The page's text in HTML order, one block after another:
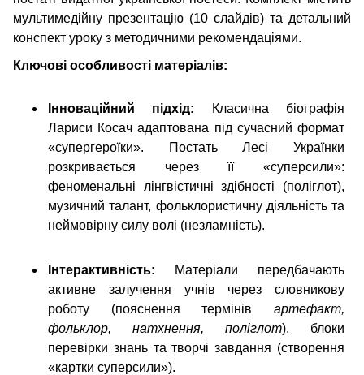
мультимедійну презентацію (10 слайдів) та детальний
конспект уроку з методичними рекомендаціями.
Ключові особливості матеріалів:
Інноваційний підхід: Класична біографія
Лариси Косач адаптована під сучасний формат
«супергероїки». Постать Лесі Українки
розкривається через її «суперсили»:
феноменальні лінгвістичні здібності (поліглот),
музичний талант, фольклористичну діяльність та
неймовірну силу волі (незламність).
Інтерактивність: Матеріали передбачають
активне залучення учнів через словникову
роботу (пояснення термінів артефакт,
фольклор, натхнення, поліглот), блоки
перевірки знань та творчі завдання (створення
«картки суперсили»).